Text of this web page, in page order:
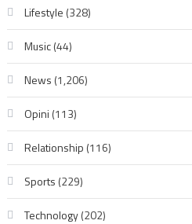
Lifestyle (328)
Music(44)
News (1,206)
Opini (113)
Relationship (116)
Sports (229)
Technology(202)